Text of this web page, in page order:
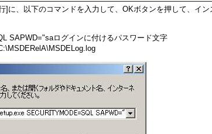
]に、以下のコマンドを入力して、OKボタンを押して、イン
SAPWD="saログインに付けるパスワード文字